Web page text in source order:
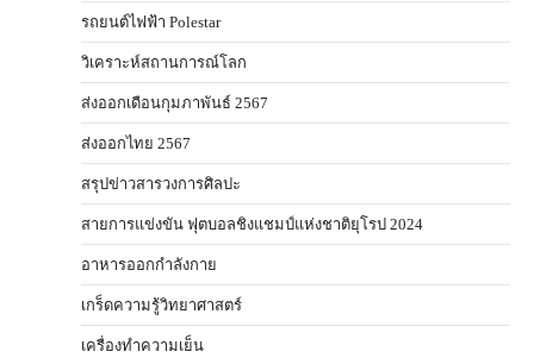
รถยนต์ไฟฟ้า Polestar
วิเคราะห์สถานการณ์โลก
ส่งออกเดือนกุมภาพันธ์ 2567
ส่งออกไทย 2567
สรุปข่าวสารวงการศิลปะ
สายการแข่งขัน ฟุตบอลชิงแชมป์แห่งชาติยุโรป 2024
อาหารออกกําลังกาย
เกร็ดความรู้วิทยาศาสตร์
เครื่องทำความเย็น